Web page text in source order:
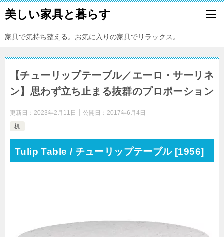
美しい家具と暮らす
家具で気持ち整える。お気に入りの家具でリラックス。
【チューリップテーブル／エーロ・サーリネ
ン】思わず立ち止まる抜群のプロポーション
更新日： 2023年2月11日 公開日： 2017年6月4日
机
Tulip Table / チューリップテーブル [1956]